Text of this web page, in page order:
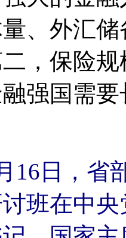
、外汇
，保险
强国需
日，省
班在中